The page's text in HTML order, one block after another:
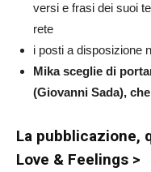
versi e frasi dei suoi
rete
i posti a disposizione
Mika sceglie di
(Giovanni Sada),
La pubblicazione,
Love & Feelings >